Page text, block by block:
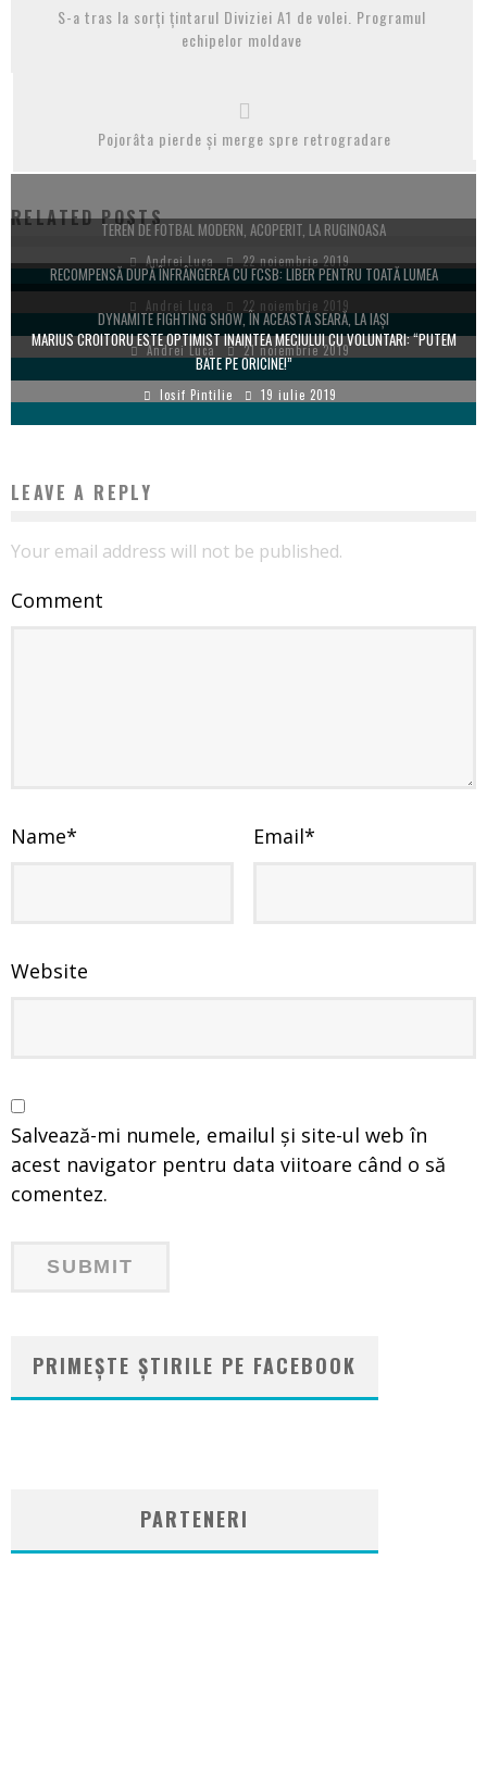
S-a tras la sorți țintarul Diviziei A1 de volei. Programul
echipelor moldave
Pojorâta pierde și merge spre retrogradare
RELATED POSTSTEREN DE FOTBAL MODERN, ACOPERIT, LA RUGINOASA
Andrei Luca 22 noiembrie 2019
RECOMPENSĂ DUPĂ ÎNFRÂNGEREA CU FCSB: LIBER PENTRU TOATĂ LUMEA
Andrei Luca 22 noiembrie 2019
DYNAMITE FIGHTING SHOW, ÎN ACEASTĂ SEARĂ, LA IAȘI
Andrei Luca 21 noiembrie 2019
MARIUS CROITORU ESTE OPTIMIST INAINTEA MECIULUI CU VOLUNTARI: “PUTEM
BATE PE ORICINE!”
Iosif Pintilie 19 iulie 2019
LEAVE A REPLY
Your email address will not be published.
Comment
Name* Email*
Website
Salvează-mi numele, emailul și site-ul web în
acest navigator pentru data viitoare când o să
comentez.
PRIMEȘTE ȘTIRILE PE FACEBOOK
PARTENERI